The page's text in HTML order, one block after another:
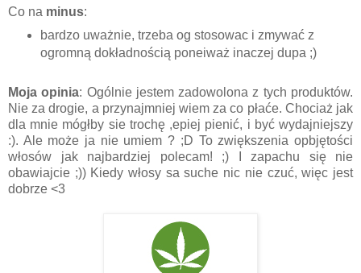
Co na minus:
bardzo uważnie, trzeba og stosowac i zmywać z
ogromną dokładnością poneiważ inaczej dupa ;)
Moja opinia: Ogólnie jestem zadowolona z tych produktów.
Nie za drogie, a przynajmniej wiem za co płaće. Chociaż jak
dla mnie mógłby sie trochę ,epiej pienić, i być wydajniejszy
:). Ale może ja nie umiem ? ;D To zwiększenia opbjętości
włosów jak najbardziej polecam! ;) I zapachu się nie
obawiajcie ;)) Kiedy włosy sa suche nic nie czuć, więc jest
dobrze <3